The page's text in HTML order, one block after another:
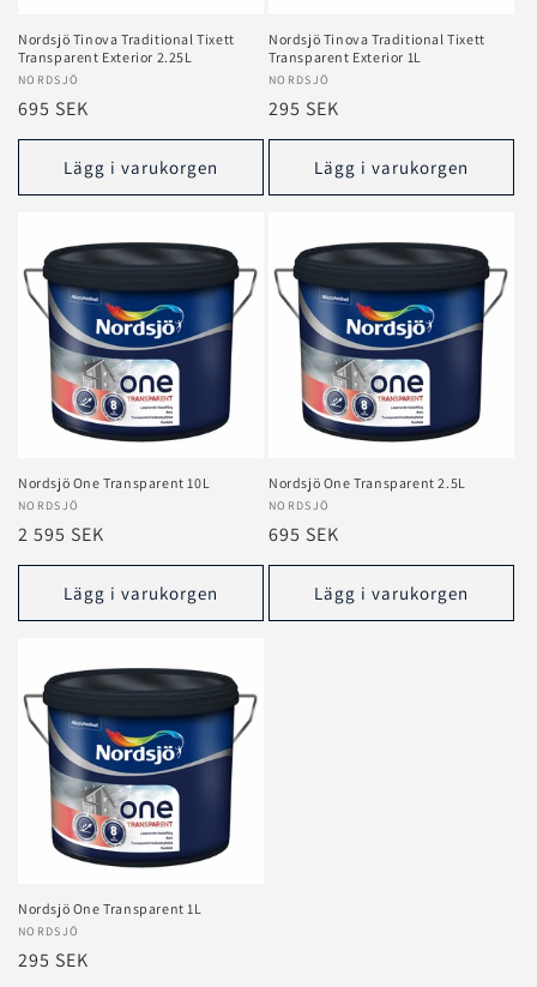
Nordsjö Tinova Traditional Tixett
Transparent Exterior 2.25L
Säljare:
NORDSJÖ
Ordinarie
pris
695 SEK
Lägg i varukorgen
Nordsjö Tinova Traditional Tixett
Transparent Exterior 1L
Säljare:
NORDSJÖ
Ordinarie
pris
295 SEK
Lägg i varukorgen
Nordsjö One Transparent 10L
Säljare:
NORDSJÖ
Ordinarie
pris
2 595 SEK
Lägg i varukorgen
Nordsjö One Transparent 2.5L
Säljare:
NORDSJÖ
Ordinarie
pris
695 SEK
Lägg i varukorgen
Nordsjö One Transparent 1L
Säljare:
NORDSJÖ
Ordinarie
295 SEK